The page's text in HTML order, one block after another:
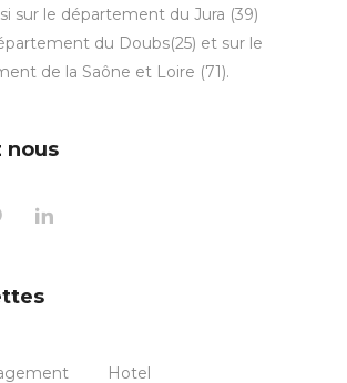
sur le département du Jura (39)
du Doubs(25) et sur le
de la Saône et Loire (71).
nous
Hotel